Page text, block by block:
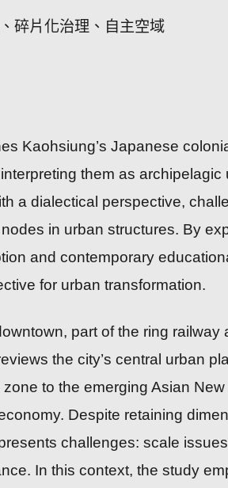
碎片化治理、自主空域
Kaohsiung’s Japanese
them as
a dialectical perspective,
in urban structures. By
and contemporary
for urban transformation.
part of the ring
the city’s central urban
to the emerging Asian
Despite retaining
challenges: scale
In this context, the study